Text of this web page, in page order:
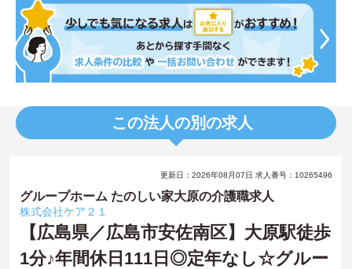
この法人の別の求人
更新日：2026年08月07日 求人番号：10265496
グループホーム たのしい家大原の介護職求人
株式会社ケア２１
【広島県／広島市安佐南区】大原駅徒歩
1分♪年間休日111日◎定年なし☆グルー